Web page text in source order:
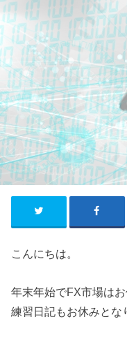
こんにちは。
年末年始でFX市場は
練習日記もお休みとな